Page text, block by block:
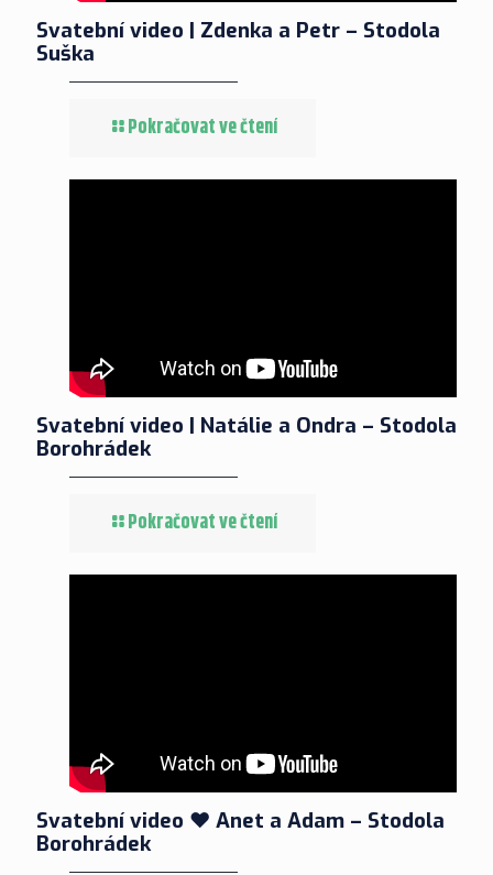
Svatební video | Zdenka a Petr – Stodola
Suška
Pokračovat ve čtení
Svatební video | Natálie a Ondra – Stodola
Borohrádek
Pokračovat ve čtení
Svatební video ❤ Anet a Adam – Stodola
Borohrádek